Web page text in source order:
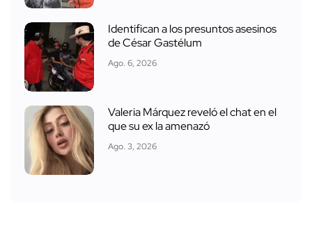
Identifican a los presuntos asesinos
de César Gastélum
Ago. 6, 2026
Valeria Márquez reveló el chat en el
que su ex la amenazó
Ago. 3, 2026